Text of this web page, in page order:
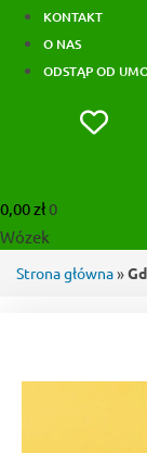
KONTAKT
O NAS
ODSTĄP OD
0,00zł0
Wózek
Strona główna»